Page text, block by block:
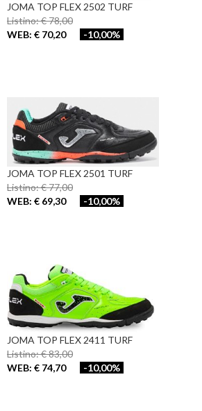
JOMA TOP FLEX 2502 TURF
Listino: € 78,00
WEB: € 70,20
-10,00%
JOMA TOP FLEX 2501 TURF
Listino: € 77,00
WEB: € 69,30
-10,00%
JOMA TOP FLEX 2411 TURF
Listino: € 83,00
WEB: € 74,70
-10,00%